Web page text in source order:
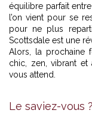
équilibre parfait
l’on vient pour se
pour ne plus
Scottsdale est une
Alors, la prochaine
chic, zen, vibrant et
vous attend.
Le saviez-vous